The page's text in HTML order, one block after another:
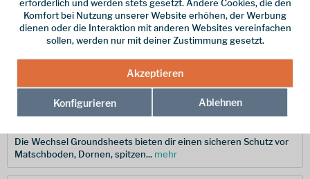
In denWarenkorb
Merken
231128
Die Wechsel Groundsheets bieten dir einen sicheren Schutz vor
Matschboden, Dornen, spitzen... mehr
erforderlich und werden stets gesetzt. Andere Cookies, die den
Komfort bei Nutzung unserer Website erhöhen, der Werbung
dienen oder die Interaktion mit anderen Websites vereinfachen
sollen, werden nur mit deiner Zustimmung gesetzt.
Akzeptieren
Konfigurieren Ablehnen